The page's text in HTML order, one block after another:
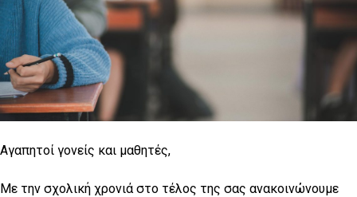
Αγαπητοί γονείς και μαθητές,
Mε την σχολική χρονιά στο τέλος της σας ανακοινώνουμε